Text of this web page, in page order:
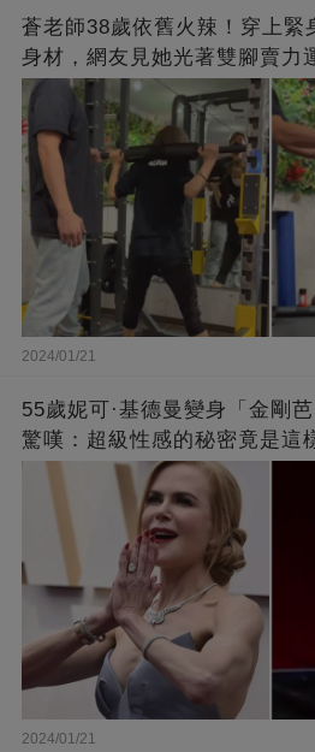
蒼老師38歲依舊火辣！穿上緊
身材，網友見她光著雙腳賣力
過是個數字！
2024/01/21
55歲妮可·基德曼變身「金剛
驚嘆：超級性感的秘密竟是這
2024/01/21